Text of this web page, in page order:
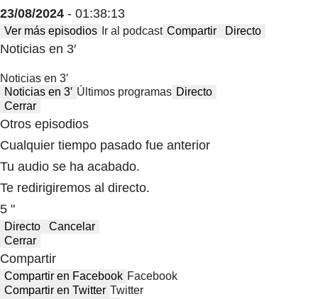
23/08/2024 - 01:38:13
Ver más episodios Ir al podcast Compartir Directo
Noticias en 3′
Noticias en 3′
Noticias en 3′ Últimos programas Directo
Cerrar
Otros episodios
Cualquier tiempo pasado fue anterior
Tu audio se ha acabado.
Te redirigiremos al directo.
5 "
Directo
Cancelar
Cerrar
Compartir
Compartir en Facebook Facebook
Compartir en Twitter Twitter